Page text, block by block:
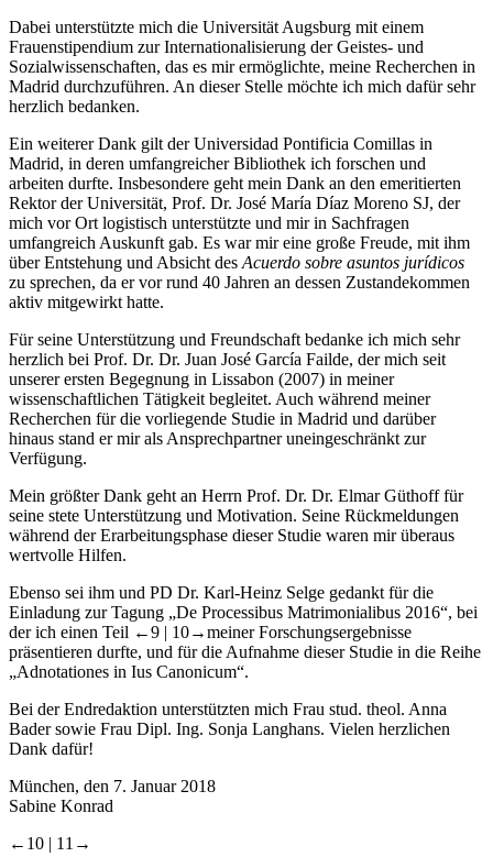
Dabei unterstützte mich die Universität Augsburg mit einem
Frauenstipendium zur Internationalisierung der Geistes- und
Sozialwissenschaften, das es mir ermöglichte, meine Recherchen in
Madrid durchzuführen. An dieser Stelle möchte ich mich dafür sehr
herzlich bedanken.
Ein weiterer Dank gilt der Universidad Pontificia Comillas in
Madrid, in deren umfangreicher Bibliothek ich forschen und
arbeiten durfte. Insbesondere geht mein Dank an den emeritierten
Rektor der Universität, Prof. Dr. José María Díaz Moreno SJ, der
mich vor Ort logistisch unterstützte und mir in Sachfragen
umfangreich Auskunft gab. Es war mir eine große Freude, mit ihm
über Entstehung und Absicht des Acuerdo sobre asuntos jurídicos
zu sprechen, da er vor rund 40 Jahren an dessen Zustandekommen
aktiv mitgewirkt hatte.
Für seine Unterstützung und Freundschaft bedanke ich mich sehr
herzlich bei Prof. Dr. Dr. Juan José García Failde, der mich seit
unserer ersten Begegnung in Lissabon (2007) in meiner
wissenschaftlichen Tätigkeit begleitet. Auch während meiner
Recherchen für die vorliegende Studie in Madrid und darüber
hinaus stand er mir als Ansprechpartner uneingeschränkt zur
Verfügung.
Mein größter Dank geht an Herrn Prof. Dr. Dr. Elmar Güthoff für
seine stete Unterstützung und Motivation. Seine Rückmeldungen
während der Erarbeitungsphase dieser Studie waren mir überaus
wertvolle Hilfen.
Ebenso sei ihm und PD Dr. Karl-Heinz Selge gedankt für die
Einladung zur Tagung „De Processibus Matrimonialibus 2016“, bei
der ich einen Teil ←9 | 10→meiner Forschungsergebnisse
präsentieren durfte, und für die Aufnahme dieser Studie in die Reihe
„Adnotationes in Ius Canonicum“.
Bei der Endredaktion unterstützten mich Frau stud. theol. Anna
Bader sowie Frau Dipl. Ing. Sonja Langhans. Vielen herzlichen
Dank dafür!
München, den 7. Januar 2018
Sabine Konrad
←10 | 11→